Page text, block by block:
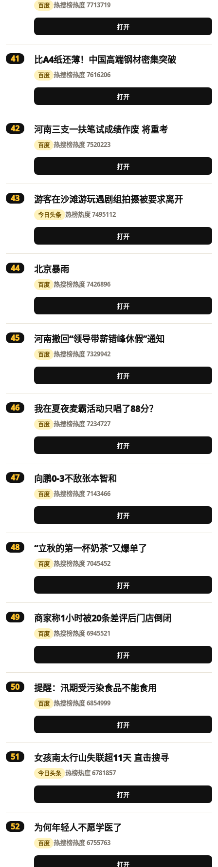
百度 热搜榜热度 7713719
打开
41 比A4纸还薄！中国高端钢材密集突破
百度 热搜榜热度 7616206
打开
42 河南三支一扶笔试成绩作废 将重考
百度 热搜榜热度 7520223
打开
43 游客在沙滩游玩遇剧组拍摄被要求离开
今日头条 热榜热度 7495112
打开
44 北京暴雨
百度 热搜榜热度 7426896
打开
45 河南撤回“领导带薪错峰休假”通知
百度 热搜榜热度 7329942
打开
46 我在夏夜麦霸活动只唱了88分？
百度 热搜榜热度 7234727
打开
47 向鹏0-3不敌张本智和
百度 热搜榜热度 7143466
打开
48 “立秋的第一杯奶茶”又爆单了
百度 热搜榜热度 7045452
打开
49 商家称1小时被20条差评后门店倒闭
百度 热搜榜热度 6945521
打开
50 提醒：汛期受污染食品不能食用
百度 热搜榜热度 6854999
打开
51 女孩南太行山失联超11天 直击搜寻
今日头条 热榜热度 6781857
打开
52 为何年轻人不愿学医了
百度 热搜榜热度 6755763
打开